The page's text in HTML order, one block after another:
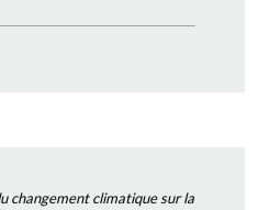
changement climatique sur la